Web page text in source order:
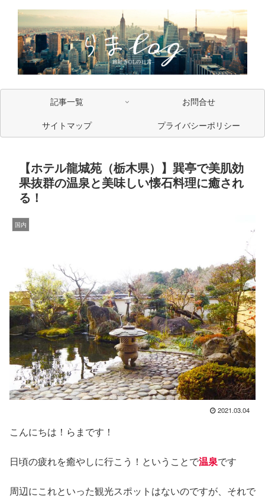
記事一覧
お問合せ
サイトマップ
プライバシーポリシー
【ホテル龍城苑（栃木県）】巽亭で美肌効
果抜群の温泉と美味しい懐石料理に癒され
る！
国内
2021.03.04
こんにちは！らまです！
日頃の疲れを癒やしに行こう！ということで温泉です
周辺にこれといった観光スポットはないのですが、それで